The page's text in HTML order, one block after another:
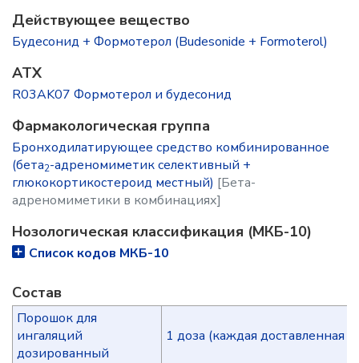
Действующее вещество
Будесонид + Формотерол (Budesonide + Formoterol)
ATX
R03AK07 Формотерол и будесонид
Фармакологическая группа
Бронходилатирующее средство комбинированное
(бета2-адреномиметик селективный +
глюкокортикостероид местный) [Бета-
адреномиметики в комбинациях]
Нозологическая классификация (МКБ-10)
Список кодов МКБ-10
Состав
Порошок для
ингаляций
дозированный
1 доза (каждая доставленная